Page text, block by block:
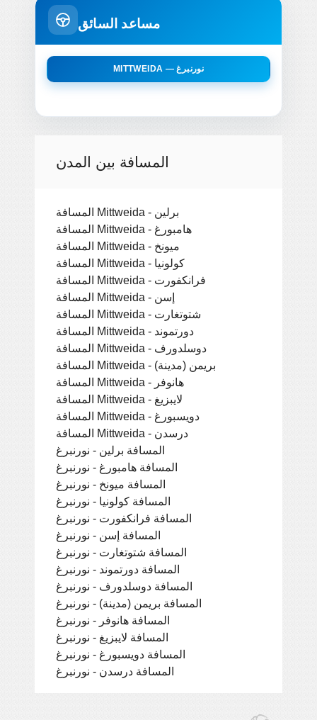
مساعد السائق
MITTWEIDA — نورنبرغ
المسافة بين المدن
المسافة Mittweida - برلين
المسافة Mittweida - هامبورغ
المسافة Mittweida - ميونخ
المسافة Mittweida - كولونيا
المسافة Mittweida - فرانكفورت
المسافة Mittweida - إسن
المسافة Mittweida - شتوتغارت
المسافة Mittweida - دورتموند
المسافة Mittweida - دوسلدورف
المسافة Mittweida - بريمن (مدينة)
المسافة Mittweida - هانوفر
المسافة Mittweida - لايبزيغ
المسافة Mittweida - دويسبورغ
المسافة Mittweida - درسدن
المسافة برلين - نورنبرغ
المسافة هامبورغ - نورنبرغ
المسافة ميونخ - نورنبرغ
المسافة كولونيا - نورنبرغ
المسافة فرانكفورت - نورنبرغ
المسافة إسن - نورنبرغ
المسافة شتوتغارت - نورنبرغ
المسافة دورتموند - نورنبرغ
المسافة دوسلدورف - نورنبرغ
المسافة بريمن (مدينة) - نورنبرغ
المسافة هانوفر - نورنبرغ
المسافة لايبزيغ - نورنبرغ
المسافة دويسبورغ - نورنبرغ
المسافة درسدن - نورنبرغ